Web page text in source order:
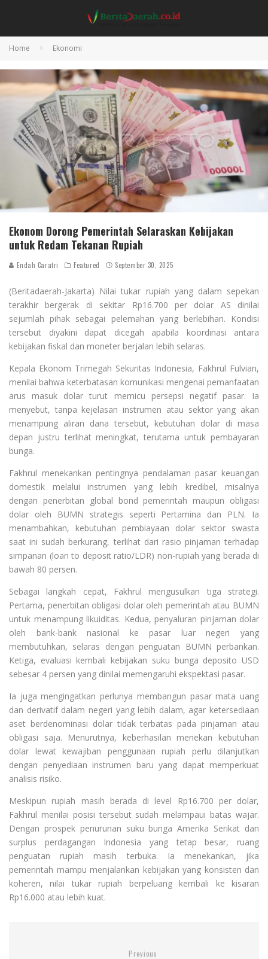
Home Ekonomi
Ekonom Dorong Pemerintah Selaraskan Kebijakan
untuk Redam Tekanan Rupiah
Endah Caratri Featured September 30, 2025
(Beritadaerah-Jakarta) Nilai tukar rupiah yang dalam sepekan
terakhir bergerak di sekitar Rp16.700 per dolar AS dinilai
sejumlah pihak sebagai pelemahan yang berlebihan. Kondisi
tersebut diyakini dapat dicegah apabila koordinasi antara
kebijakan fiskal dan moneter berjalan lebih selaras.
Kepala Ekonom Trimegah Sekuritas Indonesia, Fakhrul Fulvian,
menilai bahwa keterbatasan komunikasi mengenai pemanfaatan
arus masuk dolar turut memicu persepsi negatif pasar. Ia
menyebut, tanpa kejelasan instrumen atau sektor yang akan
menampung aliran dana tersebut, kebutuhan dolar di masa
depan justru terlihat meningkat, terutama untuk pembayaran
bunga.
Fakhrul menekankan pentingnya pendalaman pasar keuangan
domestik melalui instrumen yang lebih kredibel, misalnya
dengan penerbitan global bond pemerintah maupun obligasi
dolar oleh BUMN strategis seperti Pertamina dan PLN. Ia
menambahkan, kebutuhan pembiayaan dolar sektor swasta
saat ini sudah berkurang, terlihat dari rasio pinjaman terhadap
simpanan (loan to deposit ratio/LDR) non-rupiah yang berada di
bawah 80 persen.
Sebagai langkah cepat, Fakhrul mengusulkan tiga strategi.
Pertama, penerbitan obligasi dolar oleh pemerintah atau BUMN
untuk menampung likuiditas. Kedua, penyaluran pinjaman dolar
oleh bank-bank nasional ke pasar luar negeri yang
membutuhkan, selaras dengan penguatan BUMN perbankan.
Ketiga, evaluasi kembali kebijakan suku bunga deposito USD
sebesar 4 persen yang dinilai memengaruhi ekspektasi pasar.
Ia juga mengingatkan perlunya membangun pasar mata uang
dan derivatif dalam negeri yang lebih dalam, agar ketersediaan
aset berdenominasi dolar tidak terbatas pada pinjaman atau
obligasi saja. Menurutnya, keberhasilan menekan kebutuhan
dolar lewat kewajiban penggunaan rupiah perlu dilanjutkan
dengan penyediaan instrumen baru yang dapat memperkuat
analisis risiko.
Meskipun rupiah masih berada di level Rp16.700 per dolar,
Fakhrul menilai posisi tersebut sudah melampaui batas wajar.
Dengan prospek penurunan suku bunga Amerika Serikat dan
surplus perdagangan Indonesia yang tetap besar, ruang
penguatan rupiah masih terbuka. Ia menekankan, jika
pemerintah mampu menjalankan kebijakan yang konsisten dan
koheren, nilai tukar rupiah berpeluang kembali ke kisaran
Rp16.000 atau lebih kuat.
Previous